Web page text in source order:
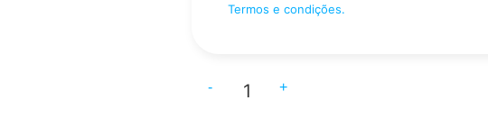
Termos e condições.
- +